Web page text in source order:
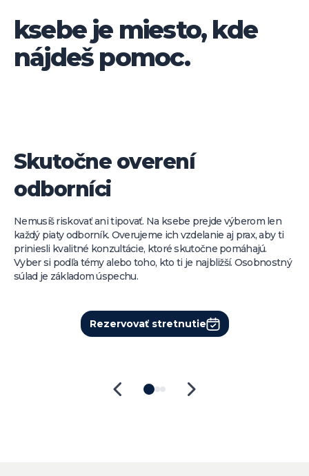
ksebe je miesto, kde
nájdeš pomoc.
Skutočne overení
odborníci
Nemusíš riskovať ani tipovať. Na ksebe prejde výberom len
každý piaty odborník. Overujeme ich vzdelanie aj prax, aby ti
priniesli kvalitné konzultácie, ktoré skutočne pomáhajú.
Vyber si podľa témy alebo toho, kto ti je najbližší. Osobnostný
súlad je základom úspechu.
Rezervovať stretnutie